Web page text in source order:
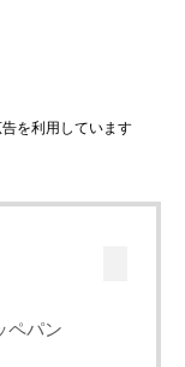
を利用しています
ペパン